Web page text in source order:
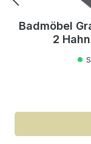
Badmöbel
2